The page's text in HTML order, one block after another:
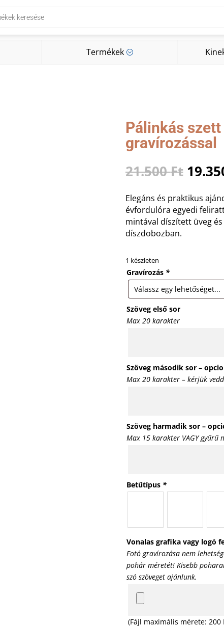
Termékek ;
Pálinkás
gravírozással
21.500Ft
price
was:
Elegáns és praktikus
évfordulóra egyedi
mintával díszített üveg
díszdobozban.
1 készleten
Gravírozás *
Szöveg első sor
Max 20 karakter
Szöveg második sor –
Max 20 karakter – kérjük
Szöveg harmadik sor –
Max 15 karakter VAGY gyűrű
Betűtípus *
Vonalas grafika vagy logó
Fotó gravírozása nem
pohár méretét! Kisebb
szó szöveget ajánlunk.
(Fájl maximális mérete: 200